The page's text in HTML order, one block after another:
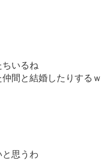
いるね
間と結婚したりするｗ
思うわ